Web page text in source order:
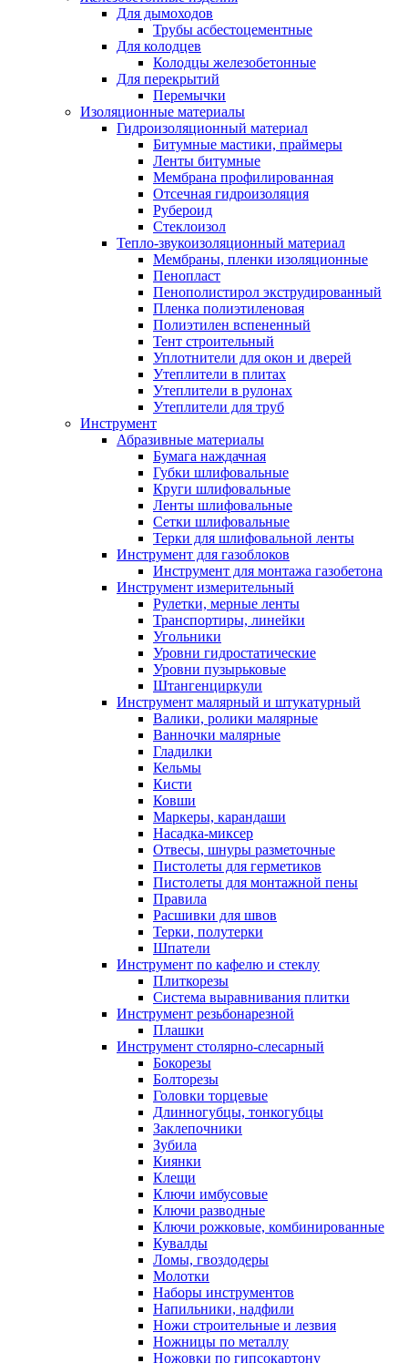
Для дымоходов
Трубы асбестоцементные
Для колодцев
Колодцы железобетонные
Для перекрытий
Перемычки
Изоляционные материалы
Гидроизоляционный материал
Битумные мастики, праймеры
Ленты битумные
Мембрана профилированная
Отсечная гидроизоляция
Рубероид
Стеклоизол
Тепло-звукоизоляционный материал
Мембраны, пленки изоляционные
Пенопласт
Пенополистирол экструдированный
Пленка полиэтиленовая
Полиэтилен вспененный
Тент строительный
Уплотнители для окон и дверей
Утеплители в плитах
Утеплители в рулонах
Утеплители для труб
Инструмент
Абразивные материалы
Бумага наждачная
Губки шлифовальные
Круги шлифовальные
Ленты шлифовальные
Сетки шлифовальные
Терки для шлифовальной ленты
Инструмент для газоблоков
Инструмент для монтажа газобетона
Инструмент измерительный
Рулетки, мерные ленты
Транспортиры, линейки
Угольники
Уровни гидростатические
Уровни пузырьковые
Штангенциркули
Инструмент малярный и штукатурный
Валики, ролики малярные
Ванночки малярные
Гладилки
Кельмы
Кисти
Ковши
Маркеры, карандаши
Насадка-миксер
Отвесы, шнуры разметочные
Пистолеты для герметиков
Пистолеты для монтажной пены
Правила
Расшивки для швов
Терки, полутерки
Шпатели
Инструмент по кафелю и стеклу
Плиткорезы
Система выравнивания плитки
Инструмент резьбонарезной
Плашки
Инструмент столярно-слесарный
Бокорезы
Болторезы
Головки торцевые
Длинногубцы, тонкогубцы
Заклепочники
Зубила
Киянки
Клещи
Ключи имбусовые
Ключи разводные
Ключи рожковые, комбинированные
Кувалды
Ломы, гвоздодеры
Молотки
Наборы инструментов
Напильники, надфили
Ножи строительные и лезвия
Ножницы по металлу
Ножовки по гипсокартону